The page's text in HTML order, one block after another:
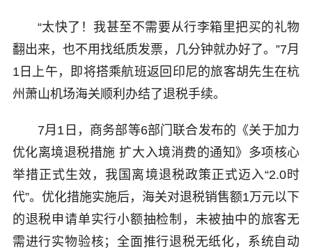
“太快了！我甚至不需要从行李箱里把买的礼物
翻出来，也不用找纸质发票，几分钟就办好了。”7月
1日上午，即将搭乘航班返回印尼的旅客胡先生在杭
州萧山机场海关顺利办结了退税手续。
7月1日，商务部等6部门联合发布的《关于加力
优化离境退税措施 扩大入境消费的通知》多项核心
举措正式生效，我国离境退税政策正式迈入“2.0时
代”。优化措施实施后，海关对退税销售额1万元以下
的退税申请单实行小额抽检制，未被抽中的旅客无
需进行实物验核；全面推行退税无纸化，系统自动